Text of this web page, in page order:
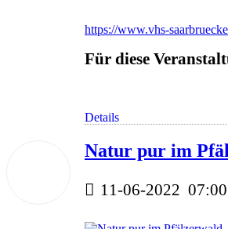
https://www.vhs-
Für diese
Details
Natur pur im
11-06-2022 07:00